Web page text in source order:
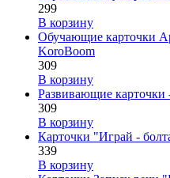
299
В корзину
Обучающие карточки
KoroBoom
309
В корзину
Развивающие
309
В корзину
Карточки "Играй -
339
В корзину